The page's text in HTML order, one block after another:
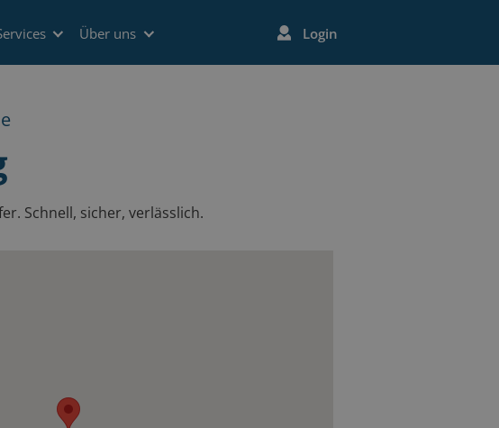
Über uns Login
Schnell, sicher, verlässlich.